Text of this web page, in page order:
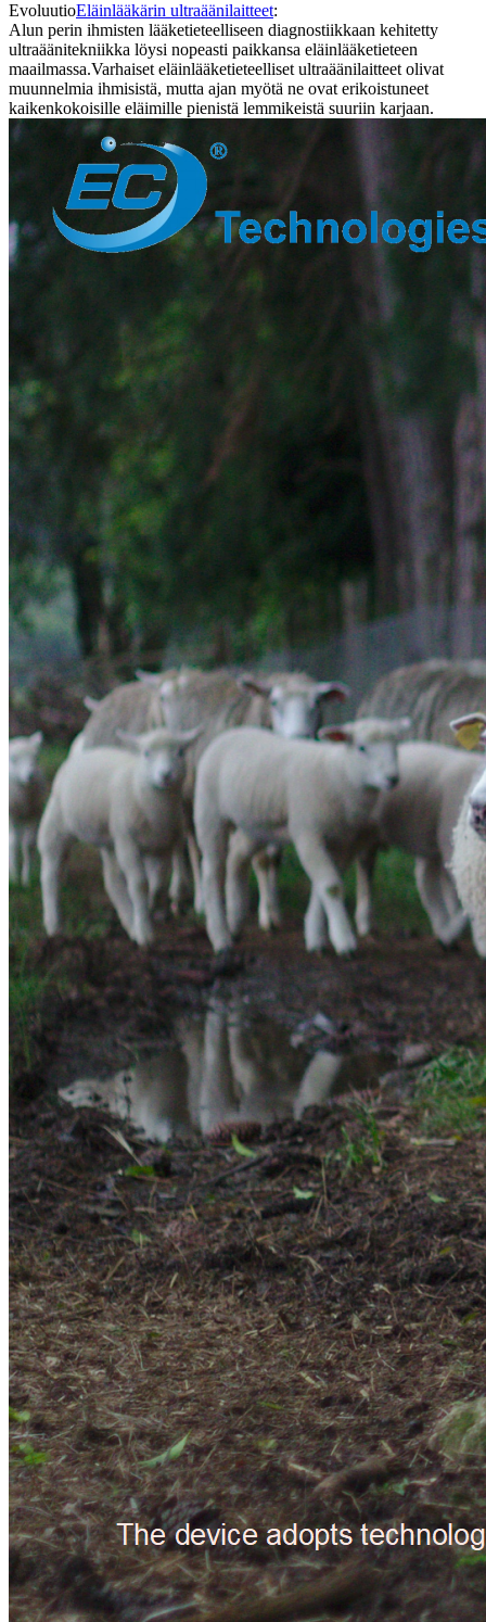
EvoluutioEläinlääkärin ultraäänilaitteet:
Alun perin ihmisten lääketieteelliseen diagnostiikkaan kehitetty
ultraäänitekniikka löysi nopeasti paikkansa eläinlääketieteen
maailmassa.Varhaiset eläinlääketieteelliset ultraäänilaitteet olivat
muunnelmia ihmisistä, mutta ajan myötä ne ovat erikoistuneet
kaikenkokoisille eläimille pienistä lemmikeistä suuriin karjaan.